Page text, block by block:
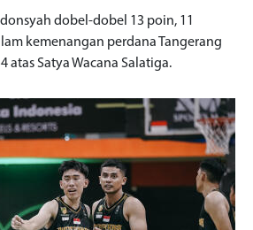
dobel-dobel 13 poin, 11
kemenangan perdana Tangerang
atas Satya Wacana Salatiga.